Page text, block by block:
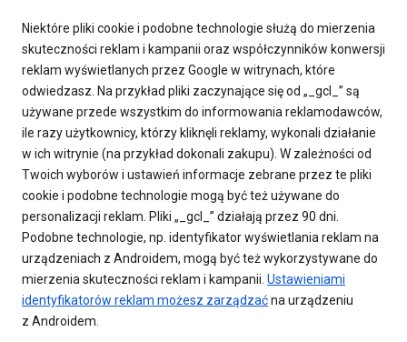
Niektóre pliki cookie i podobne technologie służą do mierzenia
skuteczności reklam i kampanii oraz współczynników konwersji
reklam wyświetlanych przez Google w witrynach, które
odwiedzasz. Na przykład pliki zaczynające się od „_gcl_” są
używane przede wszystkim do informowania reklamodawców,
ile razy użytkownicy, którzy kliknęli reklamy, wykonali działanie
w ich witrynie (na przykład dokonali zakupu). W zależności od
Twoich wyborów i ustawień informacje zebrane przez te pliki
cookie i podobne technologie mogą być też używane do
personalizacji reklam. Pliki „_gcl_” działają przez 90 dni.
Podobne technologie, np. identyfikator wyświetlania reklam na
urządzeniach z Androidem, mogą być też wykorzystywane do
mierzenia skuteczności reklam i kampanii. Ustawieniami
identyfikatorów reklam możesz zarządzaćna urządzeniu
z Androidem.